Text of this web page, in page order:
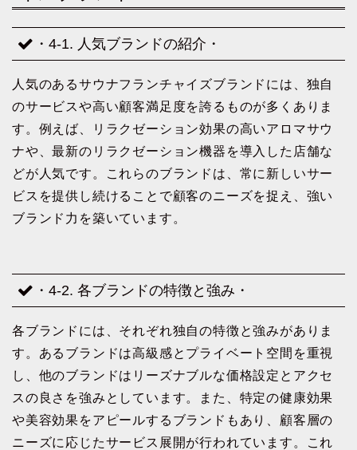
・4-1. 人気ブランドの紹介・
人気のあるサウナフランチャイズブランドには、独自
のサービスや高い顧客満足度を誇るものが多くありま
す。例えば、リラクゼーション効果の高いアロマサウ
ナや、最新のリラクゼーション機器を導入した店舗な
どが人気です。これらのブランドは、常に新しいサー
ビスを提供し続けることで顧客のニーズを捉え、強い
ブランド力を築いています。
・4-2. 各ブランドの特徴と強み・
各ブランドには、それぞれ独自の特徴と強みがありま
す。あるブランドは高級感とプライベート空間を重視
し、他のブランドはリーズナブルな価格設定とアクセ
スの良さを強みとしています。また、特定の健康効果
や美容効果をアピールするブランドもあり、顧客層の
ニーズに応じたサービス展開が行われています。これ